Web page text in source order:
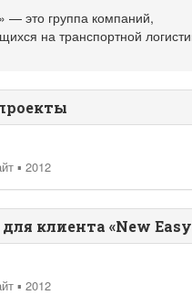
— это группа компаний,
на транспортной
▪ 2012
клиента «New
▪ 2012